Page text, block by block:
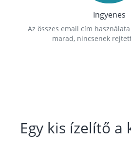
Ingyenes
Az összes email cím
marad, nincsenek
Egy kis ízelítő a